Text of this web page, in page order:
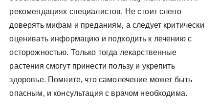
рекомендациях специалистов. Не стоит слепо
доверять мифам и преданиям‚ а следует критически
оценивать информацию и подходить к лечению с
осторожностью. Только тогда лекарственные
растения смогут принести пользу и укрепить
здоровье. Помните‚ что самолечение может быть
опасным‚ и консультация с врачом необходима.